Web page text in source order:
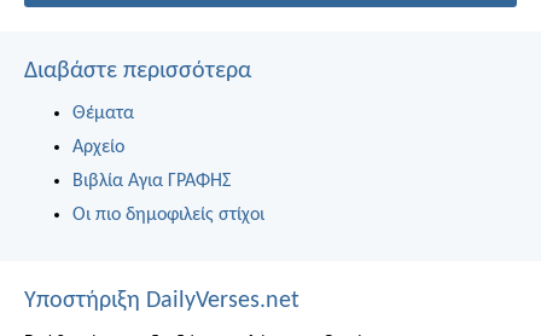
Διαβάστε περισσότερα
Θέματα
Αρχείο
Βιβλία Αγια ΓΡΑΦΗΣ
Οι πιο δημοφιλείς στίχοι
Υποστήριξη DailyVerses.net